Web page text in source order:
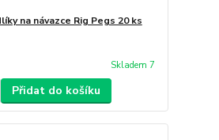
na návazce Rig Pegs 20 ks
Skladem 7
Přidat do košíku